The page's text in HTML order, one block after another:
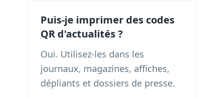
Puis-je imprimer des codes
QR d'actualités ?
Oui. Utilisez-les dans les
journaux, magazines, affiches,
dépliants et dossiers de presse.